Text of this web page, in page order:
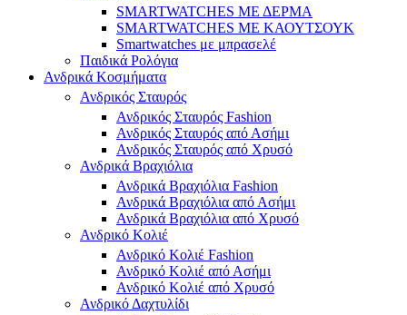
SMARTWATCHES ΜΕ ΔΕΡΜΑ
SMARTWATCHES ΜΕ ΚΑΟΥΤΣΟΥΚ
Smartwatches με μπρασελέ
Παιδικά Ρολόγια
Ανδρικά Κοσμήματα
Ανδρικός Σταυρός
Ανδρικός Σταυρός Fashion
Ανδρικός Σταυρός από Ασήμι
Ανδρικός Σταυρός από Χρυσό
Ανδρικά Βραχιόλια
Ανδρικά Βραχιόλια Fashion
Ανδρικά Βραχιόλια από Ασήμι
Ανδρικά Βραχιόλια από Χρυσό
Ανδρικό Κολιέ
Ανδρικό Κολιέ Fashion
Ανδρικό Κολιέ από Ασήμι
Ανδρικό Κολιέ από Χρυσό
Ανδρικό Δαχτυλίδι